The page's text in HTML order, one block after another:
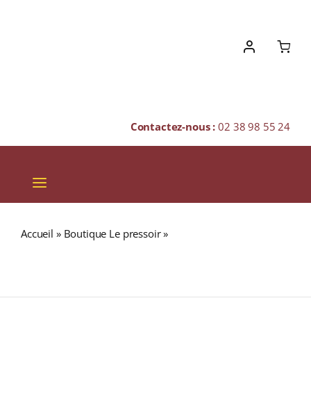
Contactez-nous :02 38 98 55 24
Toggle
Navigation
Accueil » Boutique Le pressoir»